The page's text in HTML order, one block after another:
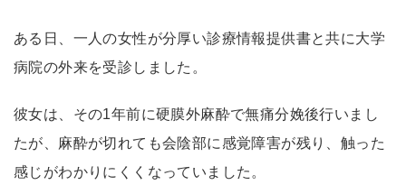
ある日、一人の女性が分厚い診療情報提供書と共に大学
病院の外来を受診しました。
彼女は、その1年前に硬膜外麻酔で無痛分娩後行いまし
たが、麻酔が切れても会陰部に感覚障害が残り、触った
感じがわかりにくくなっていました。